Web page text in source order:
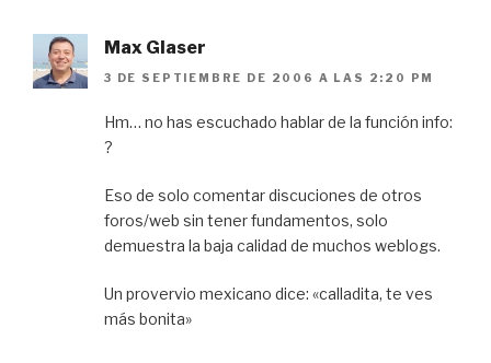
Max Glaser
3 DE SEPTIEMBRE DE 2006 A LAS 2:20 PM
Hm… no has escuchado hablar de la función info:
?
Eso de solo comentar discuciones de otros
foros/web sin tener fundamentos, solo
demuestra la baja calidad de muchos weblogs.
Un provervio mexicano dice: «calladita, te ves
más bonita»